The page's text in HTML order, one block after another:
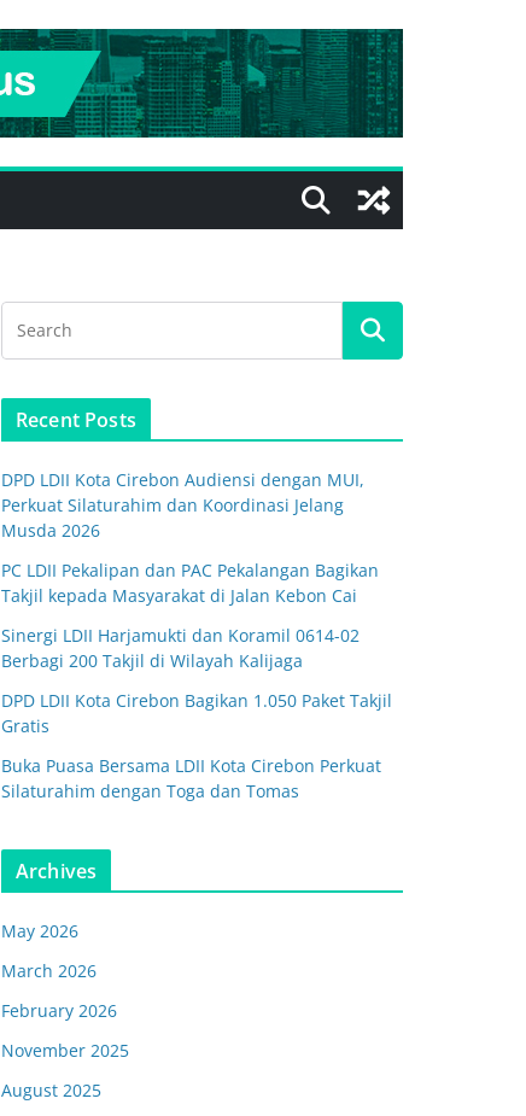
Recent Posts
DPD LDII Kota Cirebon Audiensi dengan MUI,
Perkuat Silaturahim dan Koordinasi Jelang
Musda 2026
PC LDII Pekalipan dan PAC Pekalangan Bagikan
Takjil kepada Masyarakat di Jalan Kebon Cai
Sinergi LDII Harjamukti dan Koramil 0614-02
Berbagi 200 Takjil di Wilayah Kalijaga
DPD LDII Kota Cirebon Bagikan 1.050 Paket Takjil
Gratis
Buka Puasa Bersama LDII Kota Cirebon Perkuat
Silaturahim dengan Toga dan Tomas
Archives
May 2026
March 2026
February 2026
November 2025
August 2025